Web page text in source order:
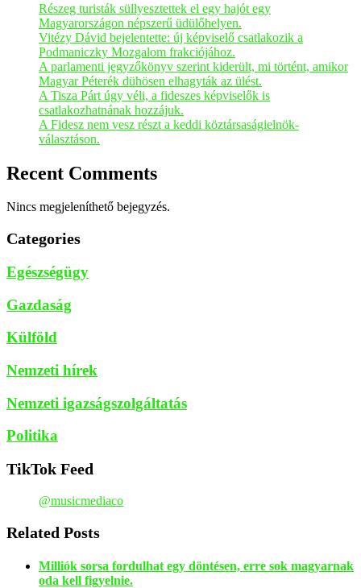
Részeg turisták süllyesztettek el egy hajót egy
Magyarországon népszerű üdülőhelyen.
Vitézy Dávid bejelentette: új képviselő csatlakozik a
Podmaniczky Mozgalom frakciójához.
A parlamenti jegyzőkönyv szerint kiderült, mi történt, amikor
Magyar Péterék dühösen elhagyták az ülést.
A Tisza Párt úgy véli, a fideszes képviselők is
csatlakozhatnának hozzájuk.
A Fidesz nem vesz részt a keddi köztársaságielnök-
választáson.
Recent Comments
Nincs megjeleníthető bejegyzés.
Categories
Egészségügy
Gazdaság
Külföld
Nemzeti hírek
Nemzeti igazságszolgáltatás
Politika
TikTok Feed
@musicmediaco
Related Posts
Milliók sorsa fordulhat egy döntésen, erre sok magyarnak
oda kell figyelnie.